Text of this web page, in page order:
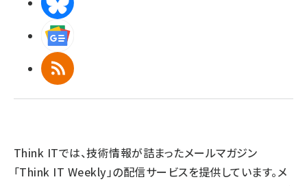
RSS
Think ITでは、技術情報が詰まったメールマガジン
「Think IT Weekly」の配信サービスを提供しています。メ